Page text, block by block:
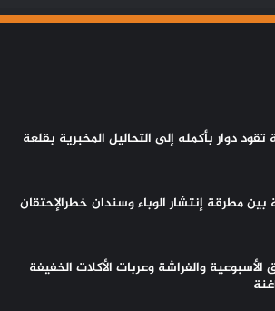
دوار بأكمله إلى التحاليل المخبرية بقلعة
مطرقة إنتشار الوباء وسندان خطرالإحتقان
الأسبوعية والفراشة وعربات الأكلات الخفيفة